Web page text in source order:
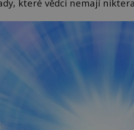
které vědci nemají